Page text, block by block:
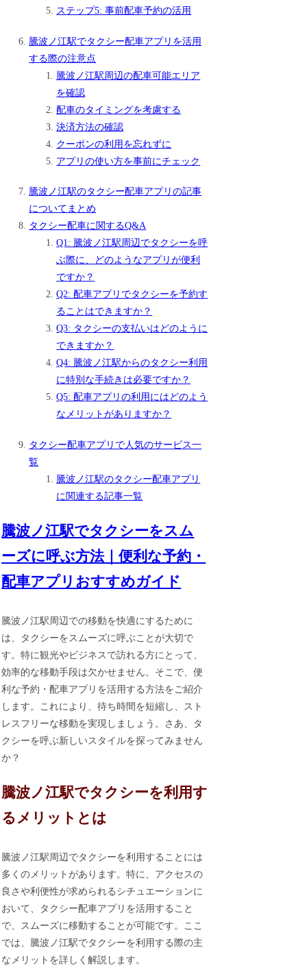
ステップ5: 事前配車予約の活用
騰波ノ江駅でタクシー配車アプリを活用
する際の注意点
騰波ノ江駅周辺の配車可能エリア
を確認
配車のタイミングを考慮する
決済方法の確認
クーポンの利用を忘れずに
アプリの使い方を事前にチェック
騰波ノ江駅のタクシー配車アプリの記事
についてまとめ
タクシー配車に関するQ&A
Q1: 騰波ノ江駅周辺でタクシーを呼
ぶ際に、どのようなアプリが便利
ですか？
Q2: 配車アプリでタクシーを予約す
ることはできますか？
Q3: タクシーの支払いはどのように
できますか？
Q4: 騰波ノ江駅からのタクシー利用
に特別な手続きは必要ですか？
Q5: 配車アプリの利用にはどのよう
なメリットがありますか？
タクシー配車アプリで人気のサービス一
覧
騰波ノ江駅のタクシー配車アプリ
に関連する記事一覧
騰波ノ江駅でタクシーをスム
ーズに呼ぶ方法｜便利な予約・
配車アプリおすすめガイド
騰波ノ江駅周辺での移動を快適にするために
は、タクシーをスムーズに呼ぶことが大切で
す。特に観光やビジネスで訪れる方にとって、
効率的な移動手段は欠かせません。そこで、便
利な予約・配車アプリを活用する方法をご紹介
します。これにより、待ち時間を短縮し、スト
レスフリーな移動を実現しましょう。さあ、タ
クシーを呼ぶ新しいスタイルを探ってみません
か？
騰波ノ江駅でタクシーを利用す
るメリットとは
騰波ノ江駅周辺でタクシーを利用することには
多くのメリットがあります。特に、アクセスの
良さや利便性が求められるシチュエーションに
おいて、タクシー配車アプリを活用すること
で、スムーズに移動することが可能です。ここ
では、騰波ノ江駅でタクシーを利用する際の主
なメリットを詳しく解説します。